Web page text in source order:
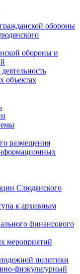
обороны
обороны и
объектах
размещения
Слюдянского
к архивным
финансового
мероприятий
политики
физкультурный